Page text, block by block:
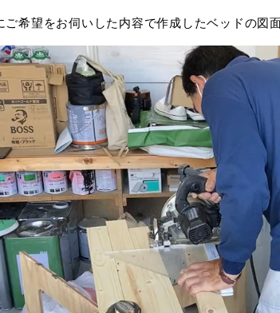
ご希望をお伺いした内容で作成したベッドの図